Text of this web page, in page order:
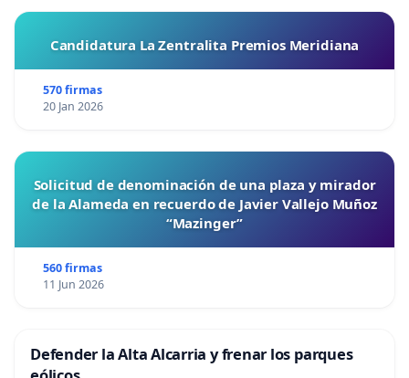
Candidatura La Zentralita Premios Meridiana
570 firmas
20 Jan 2026
Solicitud de denominación de una plaza y mirador
de la Alameda en recuerdo de Javier Vallejo Muñoz
“Mazinger”
560 firmas
11 Jun 2026
Defender la Alta Alcarria y frenar los parques